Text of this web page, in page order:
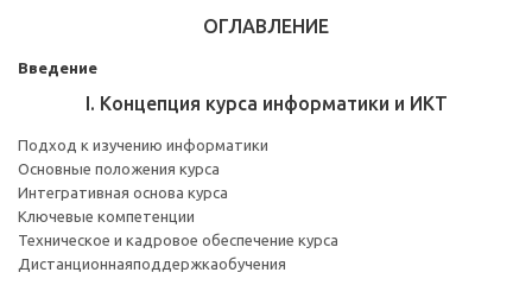
ОГЛАВЛЕНИЕ
Введение
I. Концепция курса информатики и ИКТ
Подход к изучению информатики
Основные положения курса
Интегративная основа курса
Ключевые компетенции
Техническое и кадровое обеспечение курса
Дистанционнаяподдержкаобучения